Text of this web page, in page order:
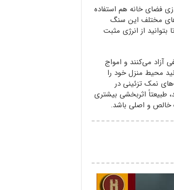
فضای خانه هم استفاده
مختلف این سنگ
از انرژی مثبت
آزاد می‌کنند و امواج
محیط منزل خود را
نمک تزئینی در
طبیعتاً اثربخشی بیشتری
خالص و اصلی باشد.